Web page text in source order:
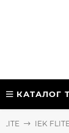
КАТАЛОГ
IEK